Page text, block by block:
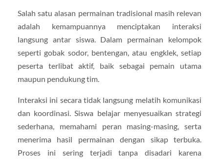
Salah satu alasan permainan tradisional masih relevan
adalah kemampuannya menciptakan interaksi
langsung antar siswa. Dalam permainan kelompok
seperti gobak sodor, bentengan, atau engklek, setiap
peserta terlibat aktif, baik sebagai pemain utama
maupun pendukung tim.
Interaksi ini secara tidak langsung melatih komunikasi
dan koordinasi. Siswa belajar menyesuaikan strategi
sederhana, memahami peran masing-masing, serta
menerima hasil permainan dengan sikap terbuka.
Proses ini sering terjadi tanpa disadari karena